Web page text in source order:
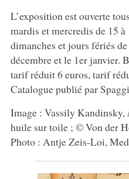
L’exposition est ouverte
mardis et mercredis de 15
dimanches et jours fériés
décembre et le 1er janvier.
tarif réduit 6 euros, tarif
Catalogue publié par
Image : Vassily Kandinsky,
huile sur toile ; © Von der
Photo : Antje Zeis-Loi,